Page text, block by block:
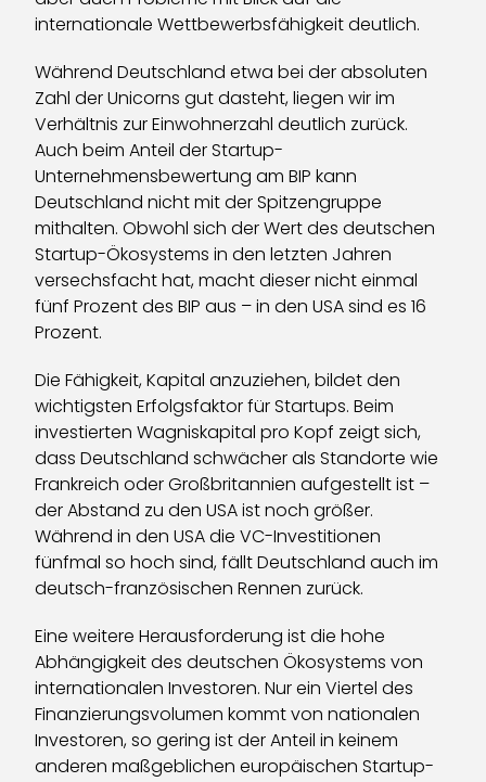
internationale Wettbewerbsfähigkeit deutlich.
Während Deutschland etwa bei der absoluten
Zahl der Unicorns gut dasteht, liegen wir im
Verhältnis zur Einwohnerzahl deutlich zurück.
Auch beim Anteil der Startup-
Unternehmensbewertung am BIP kann
Deutschland nicht mit der Spitzengruppe
mithalten. Obwohl sich der Wert des deutschen
Startup-Ökosystems in den letzten Jahren
versechsfacht hat, macht dieser nicht einmal
fünf Prozent des BIP aus – in den USA sind es 16
Prozent.
Die Fähigkeit, Kapital anzuziehen, bildet den
wichtigsten Erfolgsfaktor für Startups. Beim
investierten Wagniskapital pro Kopf zeigt sich,
dass Deutschland schwächer als Standorte wie
Frankreich oder Großbritannien aufgestellt ist –
der Abstand zu den USA ist noch größer.
Während in den USA die VC-Investitionen
fünfmal so hoch sind, fällt Deutschland auch im
deutsch-französischen Rennen zurück.
Eine weitere Herausforderung ist die hohe
Abhängigkeit des deutschen Ökosystems von
internationalen Investoren. Nur ein Viertel des
Finanzierungsvolumen kommt von nationalen
Investoren, so gering ist der Anteil in keinem
anderen maßgeblichen europäischen Startup-